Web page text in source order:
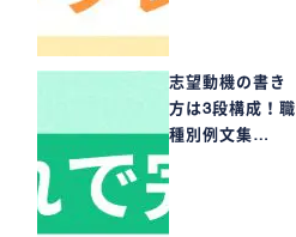
志望動機の書き
方は3段構成！職
種別例文集…